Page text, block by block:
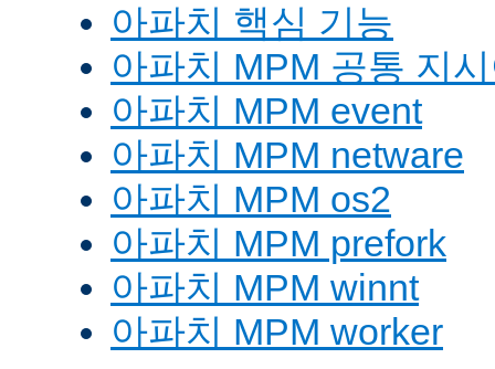
아파치 핵심 기능
아파치 MPM 공통 지
아파치 MPM event
아파치 MPM netware
아파치 MPM os2
아파치 MPM prefork
아파치 MPM winnt
아파치 MPM worker